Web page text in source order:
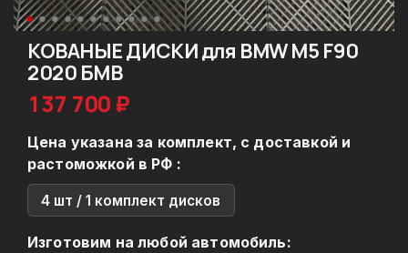
КОВАНЫЕ ДИСКИ для BMW M5 F90
2020 БМВ
137 700 ₽
Цена указана за комплект, с доставкой и
растоможкой в РФ :
4 шт / 1 комплект дисков
Изготовим на любой автомобиль: